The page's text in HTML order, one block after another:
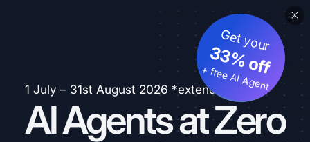
1 July – 31st August 2026 *extended
AI Agents at Zero
Get your
33% off
+ free AI Agent